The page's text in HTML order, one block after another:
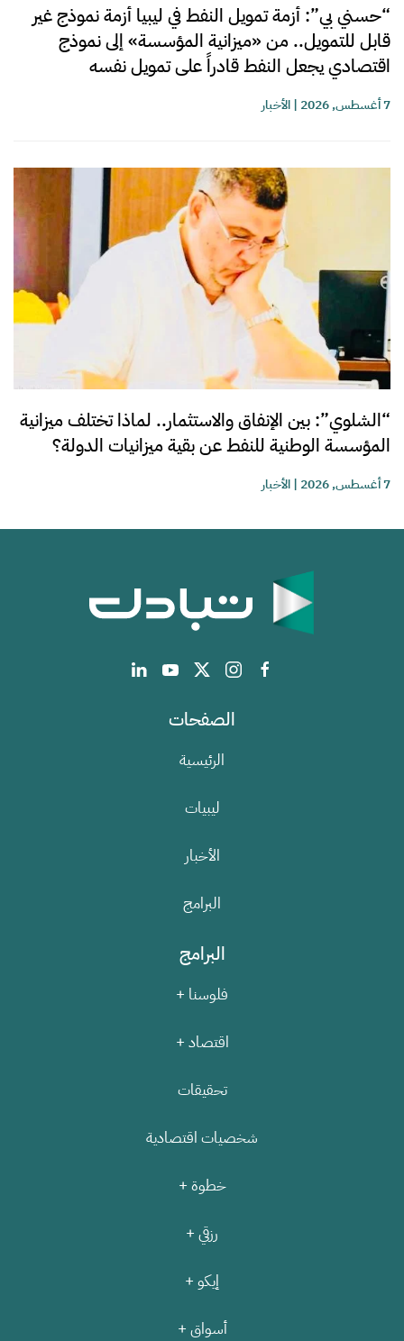
“حسني بي”: أزمة تمويل النفط في ليبيا أزمة نموذج غير
قابل للتمويل.. من «ميزانية المؤسسة» إلى نموذج
اقتصادي يجعل النفط قادراً على تمويل نفسه
7 أغسطس, 2026 |الأخبار
“الشلوي”: بين الإنفاق والاستثمار.. لماذا تختلف ميزانية
المؤسسة الوطنية للنفط عن بقية ميزانيات الدولة؟
7 أغسطس, 2026 |الأخبار
الصفحات
الرئيسية
ليبيات
الأخبار
البرامج
البرامج
فلوسنا +
اقتصاد +
تحقيقات
شخصيات اقتصادية
خطوة +
رزقي +
إيكو +
أسواق +